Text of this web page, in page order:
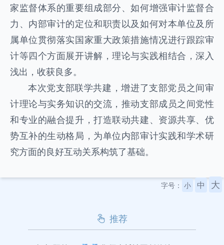
家监督体系的重要组成部分、如何增强审计监督合
力、内部审计的定位和职责以及如何对本单位及所
属单位贯彻落实国家重大政策措施情况进行跟踪审
计等四个方面展开讲解，理论与实践相结合，深入
浅出，收获良多。
本次党支部联学共建，增进了支部党员之间审
计理论与实务知识的交流，推动支部成员之间党性
和专业的融合提升，打造联动共建、资源共享、优
势互补的生动格局，为单位内部审计实践和学术研
究方面的良好互动关系构筑了基础。
字号： 小 中 大
推荐